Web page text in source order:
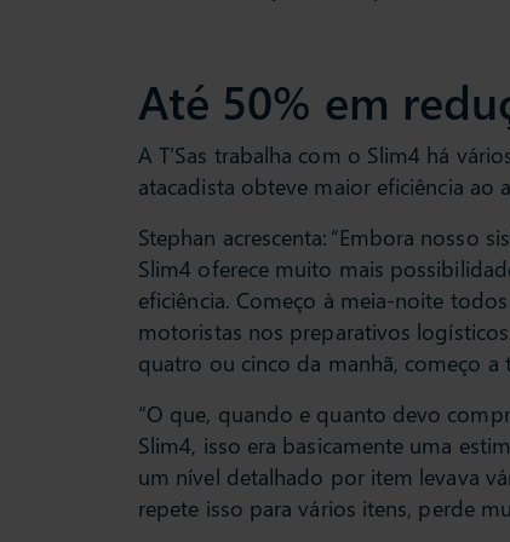
Até 50% em
A T’Sas trabalha com o Slim4 há
atacadista obteve maior eficiência
Stephan acrescenta: “Embora nosso
Slim4 oferece muito mais
eficiência. Começo à meia-noite
motoristas nos preparativos
quatro ou cinco da manhã, começo
“O que, quando e quanto devo
Slim4, isso era basicamente uma
um nível detalhado por item levava
repete isso para vários itens, perde